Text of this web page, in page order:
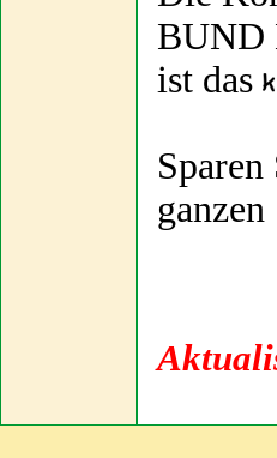
BUND
ist das
ganzen